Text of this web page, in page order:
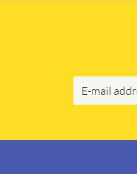
address